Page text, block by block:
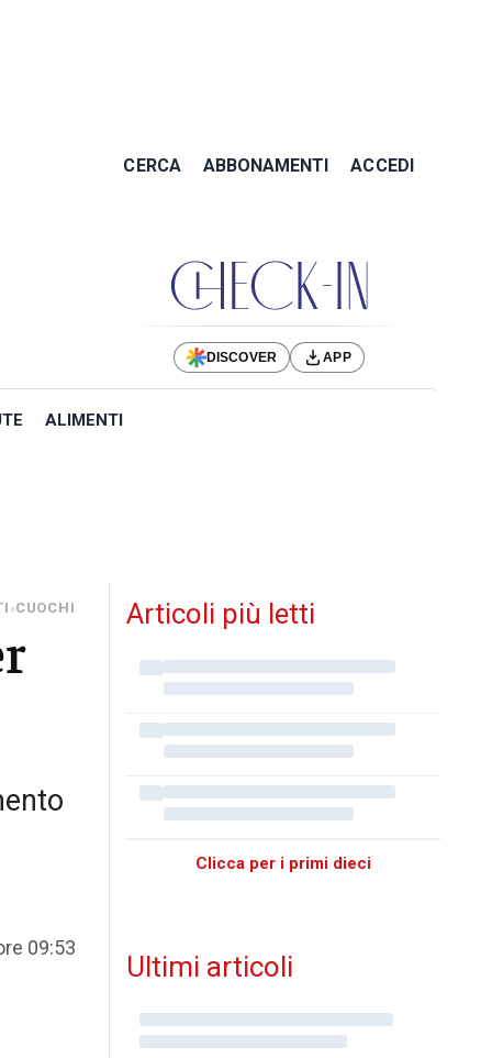
CERCA ABBONAMENTI ACCEDI
DISCOVER APP
ALIMENTI
»CUOCHI
09:53
Articoli più letti
Clicca per i primi dieci
Ultimi articoli